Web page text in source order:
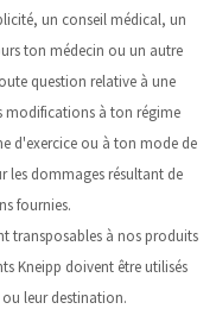
un conseil médical, un
ton médecin ou un autre
question relative à une
modifications à ton régime
d'exercice ou à ton mode de
les dommages résultant de
fournies.
transposables à nos produits
Kneipp doivent être utilisés
leur destination.